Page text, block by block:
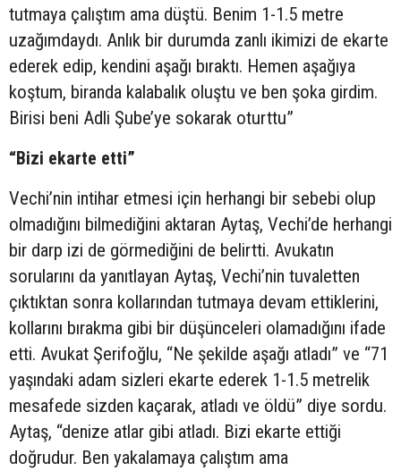
tutmaya çalıştım ama düştü. Benim 1-1.5 metre
uzağımdaydı. Anlık bir durumda zanlı ikimizi de ekarte
ederek edip, kendini aşağı bıraktı. Hemen aşağıya
koştum, biranda kalabalık oluştu ve ben şoka girdim.
Birisi beni Adli Şube’ye sokarak oturttu”
“Bizi ekarte etti”
Vechi’nin intihar etmesi için herhangi bir sebebi olup
olmadığını bilmediğini aktaran Aytaş, Vechi’de herhangi
bir darp izi de görmediğini de belirtti. Avukatın
sorularını da yanıtlayan Aytaş, Vechi’nin tuvaletten
çıktıktan sonra kollarından tutmaya devam ettiklerini,
kollarını bırakma gibi bir düşünceleri olamadığını ifade
etti. Avukat Şerifoğlu, “Ne şekilde aşağı atladı” ve “71
yaşındaki adam sizleri ekarte ederek 1-1.5 metrelik
mesafede sizden kaçarak, atladı ve öldü” diye sordu.
Aytaş, “denize atlar gibi atladı. Bizi ekarte ettiği
doğrudur. Ben yakalamaya çalıştım ama